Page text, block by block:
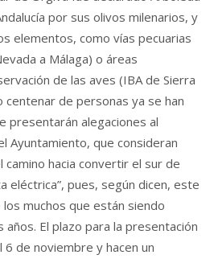
por sus olivos milenarios, y
elementos, como vías pecuarias
a Málaga) o áreas
de las aves (IBA de Sierra
centenar de personas ya se han
presentarán alegaciones al
Ayuntamiento, que consideran
camino hacia convertir el sur de
eléctrica”, pues, según dicen, este
muchos que están siendo
El plazo para la presentación
de noviembre y hacen un